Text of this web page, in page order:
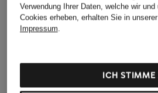
Weitere Kategorien
Anzüge für Herren
Bademäntel für Herren
Verwendung Ihrer Daten, welche wir
Cookies erheben, erhalten Sie in unserer
Impressum.
ICH STIMME